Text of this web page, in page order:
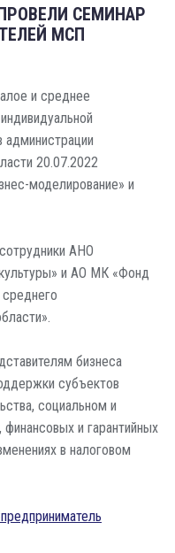
СЕМИНАР
МСП
и среднее
администрации
20.07.2022
моделирование» и
АНО
и АО МК «Фонд
бизнеса
субъектов
социальном и
и гарантийных
в налоговом